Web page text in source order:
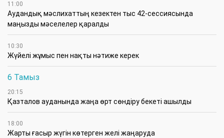
11:00
Аудандық мәслихаттың кезектен тыс 42-сессиясында
маңызды мәселелер қаралды
10:30
Жүйелі жұмыс пен нақты нәтиже керек
6 Тамыз
20:15
Қазталов ауданында жаңа өрт сөндіру бекеті ашылды
18:00
Жарты ғасыр жүгін көтерген желі жаңаруда